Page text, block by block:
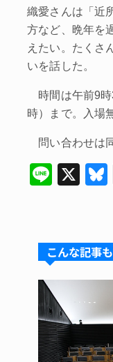
織愛さんは「近
方など、晩年を
えたい。たくさ
いを話した。
時間は午前9時
時）まで。入場
問い合わせは
Li
X
こんな記事